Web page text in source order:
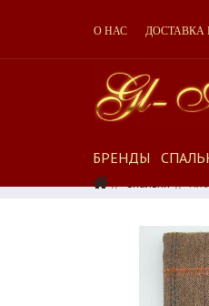
О НАС ДОСТАВКА
БРЕНДЫ
Спальня